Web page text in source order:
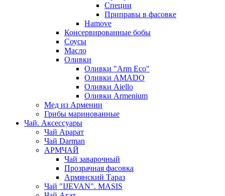
Специи
Приправы в фасовке
Hamove
Консервированные бобы
Соусы
Масло
Оливки
Оливки "Arm Eco"
Оливки AMADO
Оливки Aiello
Оливки Armenium
Мед из Армении
Грибы маринованные
Чай. Аксессуары
Чай Арарат
Чай Darman
АРМЧАЙ
Чай заварочный
Прозрачная фасовка
Армянский Тараз
Чай "IJEVAN". MASIS